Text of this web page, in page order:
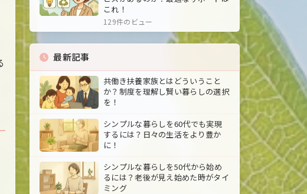
これ！
129件のビュー
最新記事
共働き扶養家族とはどういうこと
か？制度を理解し賢い暮らしの選択
を！
シンプルな暮らしを60代でも実現
するには？日々の生活をより豊か
に！
シンプルな暮らしを50代から始め
るには？老後が見え始めた時がタイ
ミング